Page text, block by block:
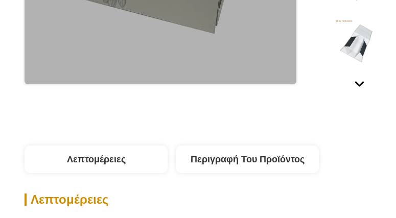
Λεπτομέρειες Περιγραφή Του Προϊόντος
Λεπτομέρειες